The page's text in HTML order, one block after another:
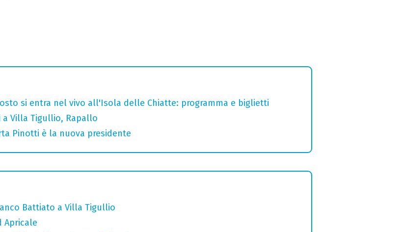
si entra nel vivo all'Isola delle Chiatte: programma e biglietti
a Villa Tigullio, Rapallo
Pinotti è la nuova presidente
Battiato a Villa Tigullio
Apricale